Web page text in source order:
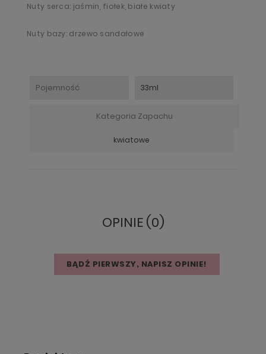
Nuty serca: jaśmin, fiołek, białe kwiaty
Nuty bazy: drzewo sandałowe
Pojemność 33ml
Kategoria Zapachu
kwiatowe
OPINIE (0)
BĄDŹ PIERWSZY, NAPISZ OPINIE!